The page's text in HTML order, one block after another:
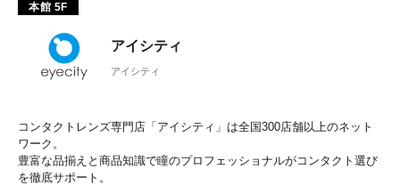
本館 5F
アイシティ
アイシティ
コンタクトレンズ専門店「アイシティ」は全国300店舗以上のネット
ワーク。
豊富な品揃えと商品知識で瞳のプロフェッショナルがコンタクト選び
を徹底サポート。